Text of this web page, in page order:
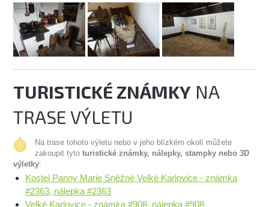
TURISTICKÉ ZNÁMKY NA
TRASE VÝLETU
Na trase tohoto výletu nebo v jeho blízkém okolí můžete
zakoupit tytoturistické známky, nálepky, stampky nebo 3D
výletky:
Kostel Panny Marie Sněžné Velké Karlovice - známka
#2363, nálepka #2363
Velké Karlovice - známka #908, nálepka #908